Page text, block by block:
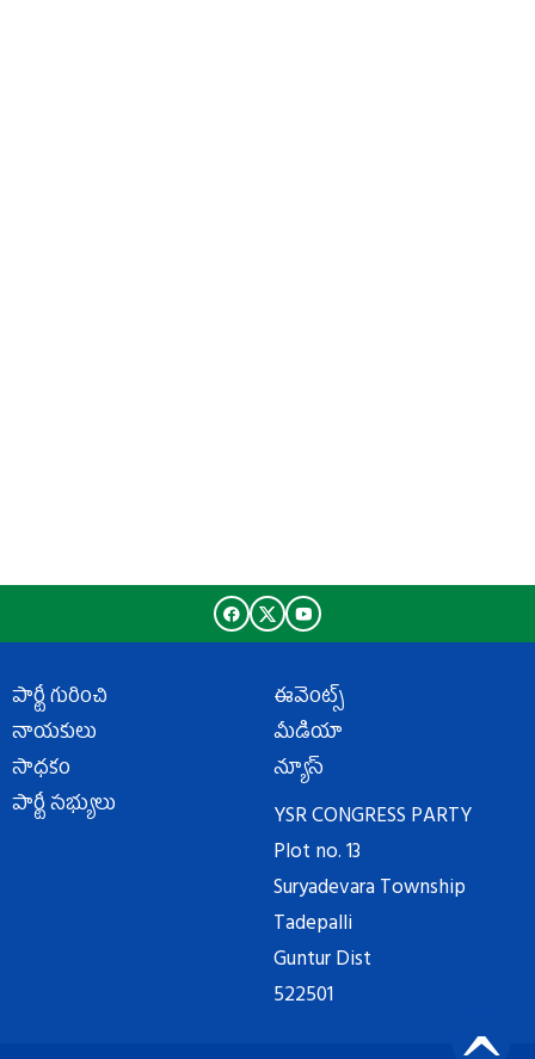
పార్టీ గురించి
నాయకులు
సాధకం
పార్టీ సభ్యులు
ఈవెంట్స్
మీడియా
న్యూస్
YSR CONGRESS PARTY
Plot no. 13
Suryadevara Township
Tadepalli
Guntur Dist
522501